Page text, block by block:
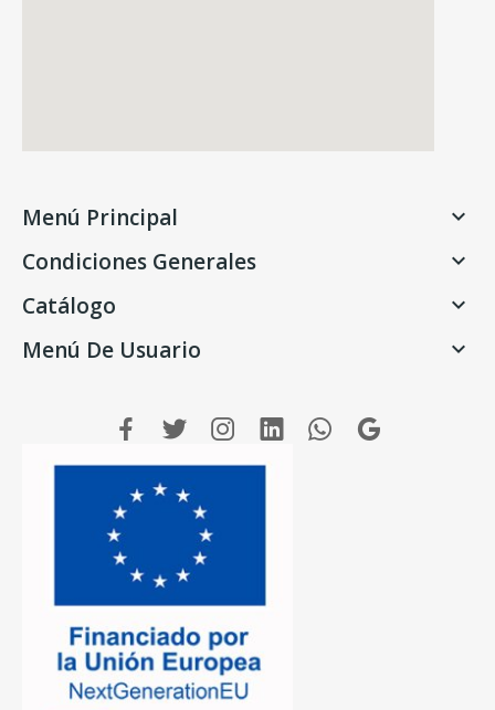
Menú Principal 
Condiciones Generales 
Catálogo 
Menú De Usuario 